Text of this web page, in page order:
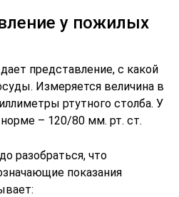
у пожилых
представление, с какой
Измеряется величина в
ртутного столба. У
– 120/80 мм. рт. ст.
разобраться, что
показания